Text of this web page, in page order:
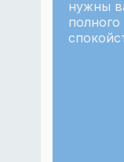
нужны
полного